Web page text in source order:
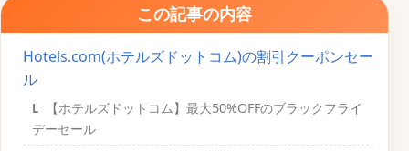
この記事の内容
Hotels.com(ホテルズドットコム)の割引クーポンセー
ル
【ホテルズドットコム】最大50%OFFのブラックフライ
デーセール